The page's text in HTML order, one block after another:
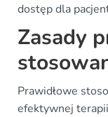
dostęp dla
Zasady
Prawidłowe
efektywnej